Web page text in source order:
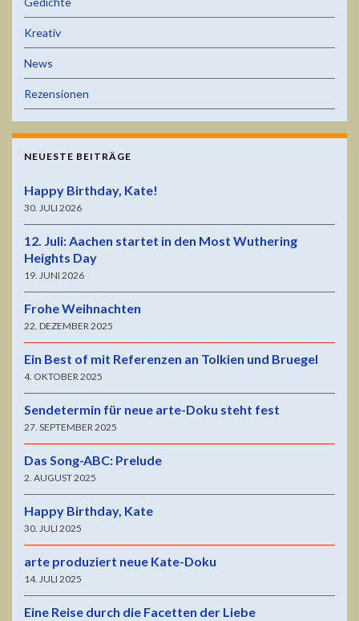
Kreativ
News
Rezensionen
NEUESTE BEITRÄGE
Happy Birthday, Kate!
30. JULI 2026
12. Juli: Aachen startet in den Most Wuthering
Heights Day
19. JUNI 2026
Frohe Weihnachten
22. DEZEMBER 2025
Ein Best of mit Referenzen an Tolkien und Bruegel
4. OKTOBER 2025
Sendetermin für neue arte-Doku steht fest
27. SEPTEMBER 2025
Das Song-ABC: Prelude
2. AUGUST 2025
Happy Birthday, Kate
30. JULI 2025
arte produziert neue Kate-Doku
14. JULI 2025
Eine Reise durch die Facetten der Liebe